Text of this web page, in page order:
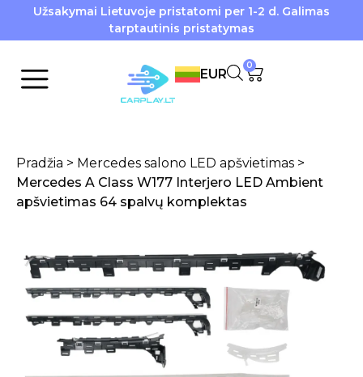
Užsakymai Lietuvoje pristatomi per 1-2 d. Galimas
tarptautinis pristatymas
EUR
0
Pradžia > Mercedes salono LED apšvietimas >
Mercedes A Class W177 Interjero LED Ambient
apšvietimas 64 spalvų komplektas